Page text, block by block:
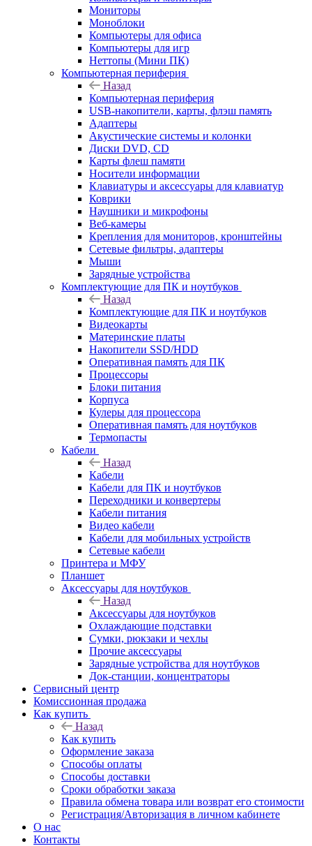
Мониторы
Моноблоки
Компьютеры для офиса
Компьютеры для игр
Неттопы (Мини ПК)
Компьютерная периферия
Назад
Компьютерная периферия
USB-накопители, карты, флэш память
Адаптеры
Акустические системы и колонки
Диски DVD, CD
Карты флеш памяти
Носители информации
Клавиатуры и аксессуары для клавиатур
Коврики
Наушники и микрофоны
Веб-камеры
Крепления для мониторов, кронштейны
Сетевые фильтры, адаптеры
Мыши
Зарядные устройства
Комплектующие для ПК и ноутбуков
Назад
Комплектующие для ПК и ноутбуков
Видеокарты
Материнские платы
Накопители SSD/HDD
Оперативная память для ПК
Процессоры
Блоки питания
Корпуса
Кулеры для процессора
Оперативная память для ноутбуков
Термопасты
Кабели
Назад
Кабели
Кабели для ПК и ноутбуков
Переходники и конвертеры
Кабели питания
Видео кабели
Кабели для мобильных устройств
Сетевые кабели
Принтера и МФУ
Планшет
Аксессуары для ноутбуков
Назад
Аксессуары для ноутбуков
Охлаждающие подставки
Сумки, рюкзаки и чехлы
Прочие аксессуары
Зарядные устройства для ноутбуков
Док-станции, концентраторы
Сервисный центр
Комиссионная продажа
Как купить
Назад
Как купить
Оформление заказа
Способы оплаты
Способы доставки
Сроки обработки заказа
Правила обмена товара или возврат его стоимости
Регистрация/Авторизация в личном кабинете
О нас
Контакты